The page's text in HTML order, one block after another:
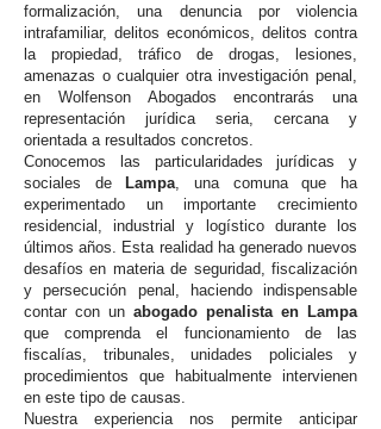
formalización, una denuncia por violencia
intrafamiliar, delitos económicos, delitos contra
la propiedad, tráfico de drogas, lesiones,
amenazas o cualquier otra investigación penal,
en Wolfenson Abogados encontrarás una
representación jurídica seria, cercana y
orientada a resultados concretos.
Conocemos las particularidades jurídicas y
sociales de
Lampa, una comuna que ha
experimentado un importante crecimiento
residencial, industrial y logístico durante los
últimos años. Esta realidad ha generado nuevos
desafíos en materia de seguridad, fiscalización
y persecución penal, haciendo indispensable
contar con un abogado penalista en Lampa
que comprenda el funcionamiento de las
fiscalías, tribunales, unidades policiales y
procedimientos que habitualmente intervienen
en este tipo de causas.
Nuestra experiencia nos permite anticipar